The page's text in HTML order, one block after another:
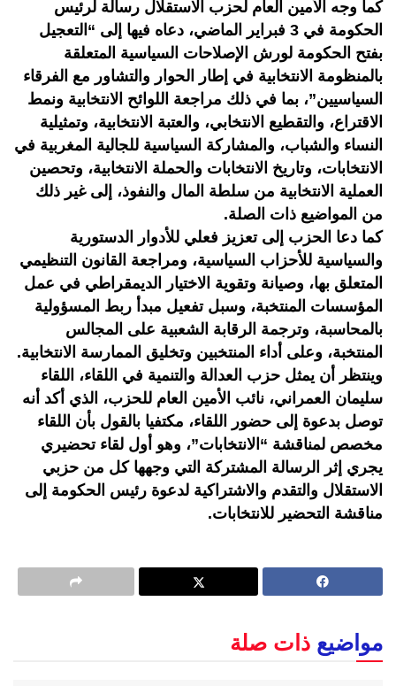
كما وجه الأمين العام لحزب الاستقلال رسالة لرئيس
الحكومة في 3 فبراير الماضي، دعاه فيها إلى “التعجيل
بفتح الحكومة لورش الإصلاحات السياسية المتعلقة
بالمنظومة الانتخابية في إطار الحوار والتشاور مع الفرقاء
السياسيين”، بما في ذلك مراجعة اللوائح الانتخابية ونمط
الاقتراع، والتقطيع الانتخابي، والعتبة الانتخابية، وتمثيلية
النساء والشباب، والمشاركة السياسية للجالية المغربية في
الانتخابات، وتاريخ الانتخابات والحملة الانتخابية، وتحصين
العملية الانتخابية من سلطة المال والنفوذ، إلى غير ذلك
من المواضيع ذات الصلة.
كما دعا الحزب إلى تعزيز فعلي للأدوار الدستورية
والسياسية للأحزاب السياسية، ومراجعة القانون التنظيمي
المتعلق بها، وصيانة وتقوية الاختيار الديمقراطي في عمل
المؤسسات المنتخبة، وسبل تفعيل مبدأ ربط المسؤولية
بالمحاسبة، وترجمة الرقابة الشعبية على المجالس
المنتخبة، وعلى أداء المنتخبين وتخليق الممارسة الانتخابية.
وينتظر أن يمثل حزب العدالة والتنمية في اللقاء، اللقاء
سليمان العمراني، نائب الأمين العام للحزب، الذي أكد أنه
توصل بدعوة إلى حضور اللقاء، مكتفيا بالقول بأن اللقاء
مخصص لمناقشة “الانتخابات”، وهو أول لقاء تحضيري
يجري إثر الرسالة المشتركة التي وجهها كل من حزبي
الاستقلال والتقدم والاشتراكية لدعوة رئيس الحكومة إلى
مناقشة التحضير للانتخابات.
مواضيع ذات صلة